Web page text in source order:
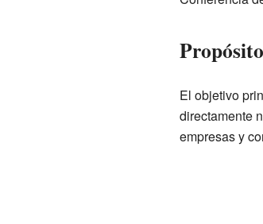
El objetivo
directamente
empresas y